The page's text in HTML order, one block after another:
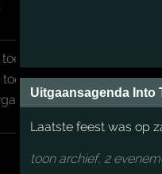
Uitgaansagenda Into
Laatste feest was op
toon archief, 2